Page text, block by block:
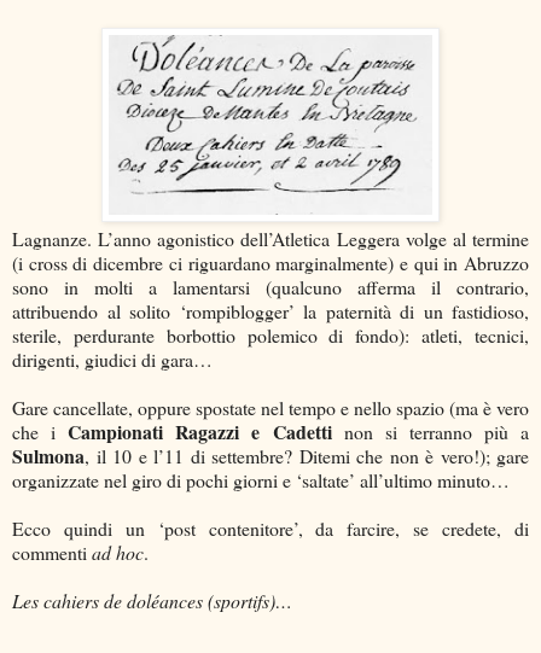
Lagnanze. L’anno agonistico dell’Atletica Leggera volge al termine
(i cross di dicembre ci riguardano marginalmente) e qui in Abruzzo
sono in molti a lamentarsi (qualcuno afferma il contrario,
attribuendo al solito ‘rompiblogger’ la paternità di un fastidioso,
sterile, perdurante borbottio polemico di fondo): atleti, tecnici,
dirigenti, giudici di gara…
Gare cancellate, oppure spostate nel tempo e nello spazio (ma è vero
che iCampionati Ragazzi e Cadettinon si terranno più a
Sulmona, il 10 e l’11 di settembre? Ditemi che non è vero!); gare
organizzate nel giro di pochi giorni e ‘saltate’ all’ultimo minuto…
Ecco quindi un ‘post contenitore’, da farcire, se credete, di
commenti ad hoc.
Les cahiers de doléances (sportifs)…